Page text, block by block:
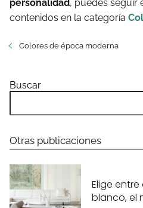
personalidad, puedes seguir
contenidos en la categoría
Colores de época moderna
Buscar
Otras publicaciones
Elige
blanco, el